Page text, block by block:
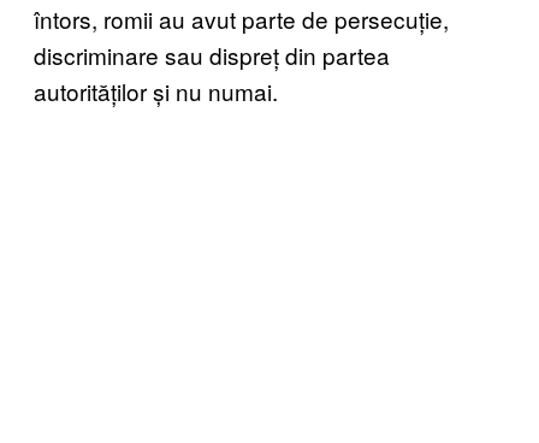
întors, romii au avut parte de persecuție,
discriminare sau dispreț din partea
autorităților și nu numai.